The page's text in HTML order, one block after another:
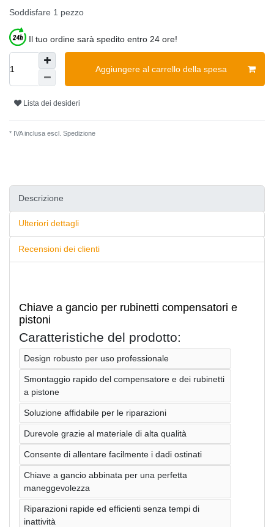
Soddisfare 1 pezzo
Il tuo ordine sarà spedito entro 24 ore!
Aggiungere al carrello della spesa
Lista dei desideri
* IVA inclusa escl. Spedizione
Descrizione
Ulteriori dettagli
Recensioni dei clienti
Chiave a gancio per rubinetti compensatori e
pistoni
Caratteristiche del prodotto:
Design robusto per uso professionale
Smontaggio rapido del compensatore e dei rubinetti
a pistone
Soluzione affidabile per le riparazioni
Durevole grazie al materiale di alta qualità
Consente di allentare facilmente i dadi ostinati
Chiave a gancio abbinata per una perfetta
maneggevolezza
Riparazioni rapide ed efficienti senza tempi di
inattività